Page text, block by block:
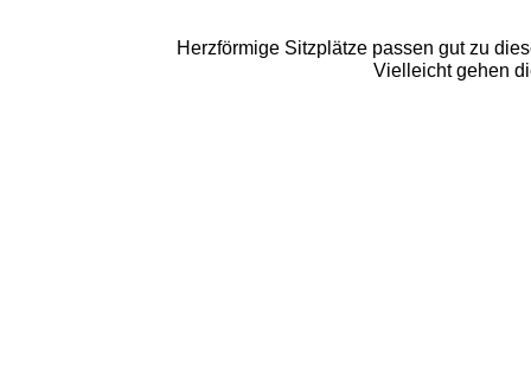
Herzförmige Sitzplätze passen gut zu
Vielleicht gehen